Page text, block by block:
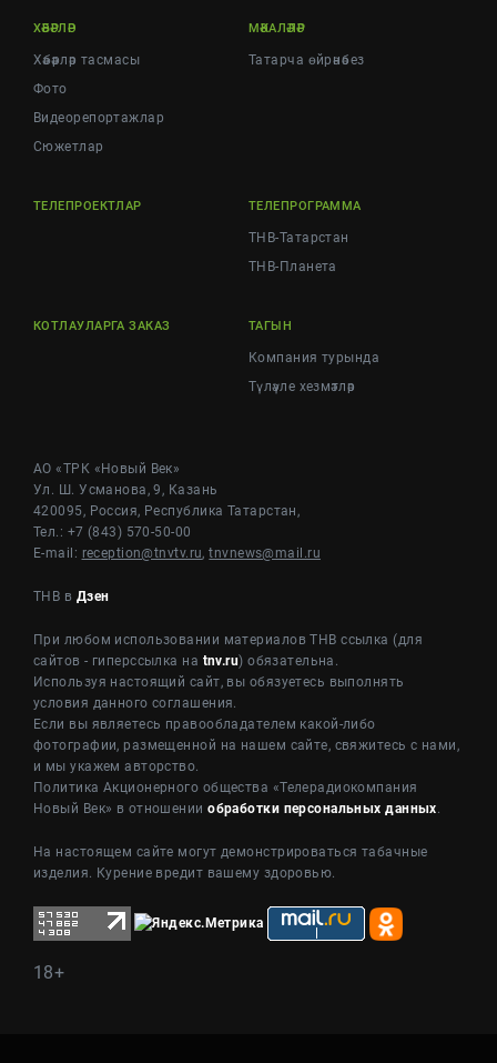
ХӘБӘРЛӘР
Хәбәрләр тасмасы
Фото
Видеорепортажлар
Cюжетлар
МӘКАЛӘЛӘР
Татарча өйрәнәбез
ТЕЛЕПРОЕКТЛАР ТЕЛЕПРОГРАММА
ТНВ-Татарстан
ТНВ-Планета
КОТЛАУЛАРГА ЗАКАЗ ТАГЫН
Компания турында
Түләүле хезмәтләр
АО «ТРК «Новый Век»
Ул. Ш. Усманова, 9, Казань
420095, Россия, Республика Татарстан,
Тел.: +7 (843) 570-50-00
E-mail: reception@tnvtv.ru,tnvnews@mail.ru
ТНВ в Дзен
При любом использовании материалов ТНВ ссылка (для
сайтов - гиперссылка на tnv.ru) обязательна.
Используя настоящий сайт, вы обязуетесь выполнять
условия данного соглашения.
Если вы являетесь правообладателем какой-либо
фотографии, размещенной на нашем сайте, свяжитесь с нами,
и мы укажем авторство.
Политика Акционерного общества «Телерадиокомпания
Новый Век» в отношенииобработки персональных данных.
На настоящем сайте могут демонстрироваться табачные
изделия. Курение вредит вашему здоровью.
18+